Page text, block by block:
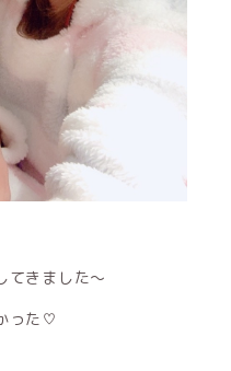
てきました〜
った♡